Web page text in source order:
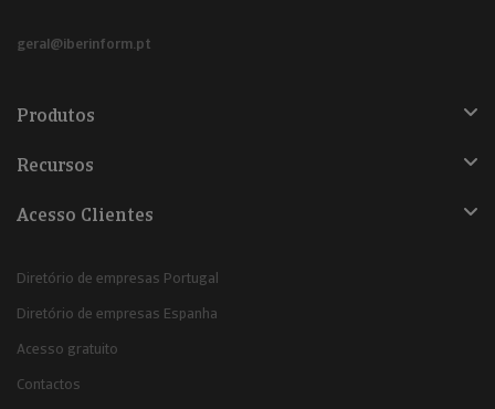
geral@iberinform.pt
Produtos
Recursos
Acesso Clientes
Diretório de empresas Portugal
Diretório de empresas Espanha
Acesso gratuito
Contactos